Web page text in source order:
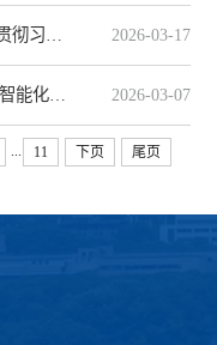
【湖北电视台】“真理领航·学习宣传贯彻习近平新时代中国特色社会主义思想系列研讨会”2026年首场在汉举行 2026-03-17
【人民日报两会特刊】韩民春：坚持智能化、绿色化、融合化方向 2026-03-07
... 11 下页 尾页